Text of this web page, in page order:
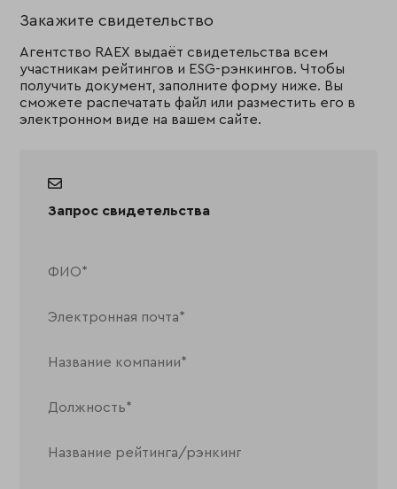
Закажите свидетельство
Агентство RAEX выдаёт свидетельства всем
участникам рейтингов и ESG-рэнкингов. Чтобы
получить документ, заполните форму ниже. Вы
сможете распечатать файл или разместить его в
электронном виде на вашем сайте.
Запрос свидетельства